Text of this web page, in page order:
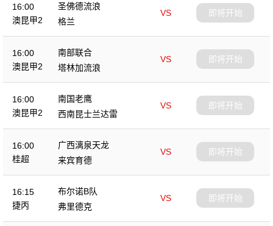
16:00
澳昆甲2
圣佛德流浪
VS
格兰
即将开始
16:00
澳昆甲2
南部联合
VS
塔林加流浪
即将开始
16:00
澳昆甲2
南国老鹰
VS
西南昆士兰达雷
即将开始
16:00
桂超
广西漓泉天龙
VS
来宾育德
即将开始
16:15
捷丙
布尔诺B队
VS
弗里德克
即将开始